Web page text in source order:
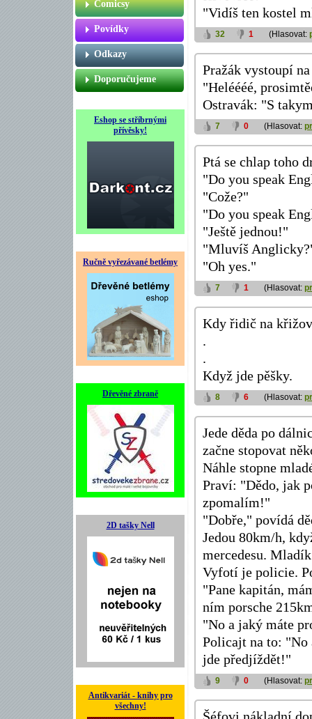
Comicsy
Povídky
Odkazy
Doporučujeme
Eshop se stříbrnými
přívěsky!
Ručně vyřezávané betlémy
Dřevěné zbraně
2D tašky Nell
Antikvariát - knihy pro
všechny!
"Vidíš ten kostel
32 1 (Hlasovat:
Pražák vystoupí
"Heléééé,
Ostravák: "S
7 0 (Hlasovat:
Ptá se chlap toho
"Do you speak
"Cože?"
"Do you speak
"Ještě jednou!"
"Mluvíš
"Oh yes."
7 1 (Hlasovat:
Kdy řidič na
.
.
Když jde pěšky.
8 6 (Hlasovat:
Jede děda po
začne stopovat
Náhle stopne
Praví: "Dědo, jak
zpomalím!"
"Dobře," povídá
Jedou 80km/h,
mercedesu.
Vyfotí je policie.
"Pane kapitán,
ním porsche
"No a jaký máte
Policajt na to: "No
jde předjíždět!"
9 0 (Hlasovat: